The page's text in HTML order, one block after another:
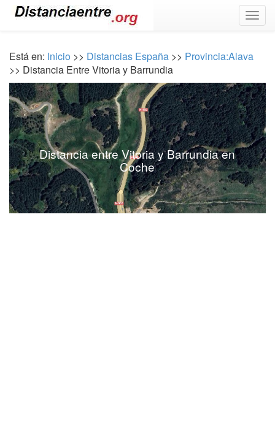
Está en: Inicio >> Distancias España >> Provincia:Alava
>> Distancia Entre Vitoria y Barrundia
Distancia entre Vitoria y Barrundia en
Coche